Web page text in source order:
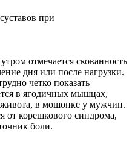
при
отмечается скованность
дня или после нагрузки.
четко показать
в ягодичных мышцах,
в мошонке у мужчин.
от корешкового синдрома,
боли.